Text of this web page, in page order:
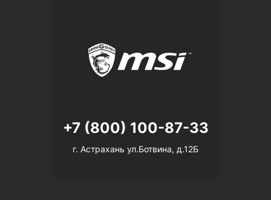
+7 (800) 100-87-33
г. Астрахань ул.Ботвина, д.12Б